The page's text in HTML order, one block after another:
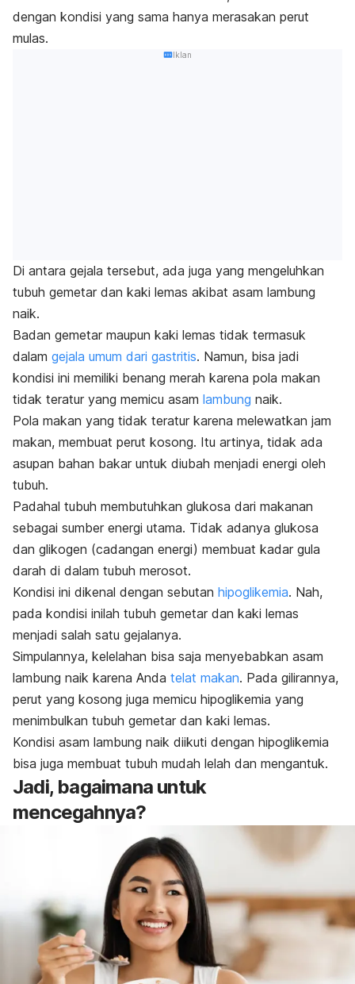
dengan kondisi yang sama hanya merasakan perut
mulas.
Iklan
Di antara gejala tersebut, ada juga yang mengeluhkan
tubuh gemetar dan kaki lemas akibat asam lambung
naik.
Badan gemetar maupun kaki lemas tidak termasuk
dalam gejala umum dari gastritis. Namun, bisa jadi
kondisi ini memiliki benang merah karena pola makan
tidak teratur yang memicu asam lambung naik.
Pola makan yang tidak teratur karena melewatkan jam
makan, membuat perut kosong. Itu artinya, tidak ada
asupan bahan bakar untuk diubah menjadi energi oleh
tubuh.
Padahal tubuh membutuhkan glukosa dari makanan
sebagai sumber energi utama. Tidak adanya glukosa
dan glikogen (cadangan energi) membuat kadar gula
darah di dalam tubuh merosot.
Kondisi ini dikenal dengan sebutan hipoglikemia. Nah,
pada kondisi inilah tubuh gemetar dan kaki lemas
menjadi salah satu gejalanya.
Simpulannya, kelelahan bisa saja menyebabkan asam
lambung naik karena Anda telat makan. Pada gilirannya,
perut yang kosong juga memicu hipoglikemia yang
menimbulkan tubuh gemetar dan kaki lemas.
Kondisi asam lambung naik diikuti dengan hipoglikemia
bisa juga membuat tubuh mudah lelah dan mengantuk.
Jadi, bagaimana untuk
mencegahnya?